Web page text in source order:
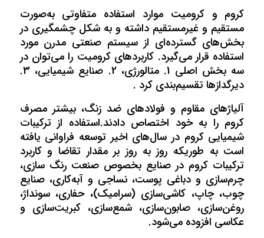
کروم و کرومیت موارد استفاده متفاوتی به‌صورت
مستقیم و غیرمستقیم داشته و به شکل چشمگیری در
بخش‌های گسترده‌ا‌ی از سیستم صنعتی مدرن مورد
استفاده قرار می‌گیرد. کاربردهای کرومیت را می‌توان در
سه بخش اصلی 1. متالورژی، 2. صنایع شیمیایی، 3.
دیرگدازها تقسیم‌بندی کرد .
آلیاژهای مقاوم و فولادهای ضد زنگ، بیشتر مصرف
کروم را به خود اختصاص دادند.استفاده از ترکیبات
شیمیایی کروم در سال‌های اخیر توسعه فراوانی یافته
است به ‌طوریکه روز به روز بر مقدار تقاضا و کاربرد
ترکیبات کروم در صنایع بخصوص صنعت رنگ سازی،
چرم‌سازی‌ و دباغی پوست، نساجی و آبه‌کاری، صنایع
چوب، چاپ، کاشی‌سازی (سرامیک)، حفاری، سونداژ،
روغن‌سازی، صابون‌سازی، شمع‌سازی، کبریت‌سازی و
عکاسی افزوده می‌شود.